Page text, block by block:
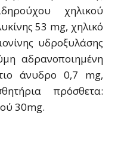
χηλικού
53 mg, χηλικό
υδροξυλάσης
αδρανοποιημένη
άνυδρο 0,7 mg,
πρόσθετα:
30mg.